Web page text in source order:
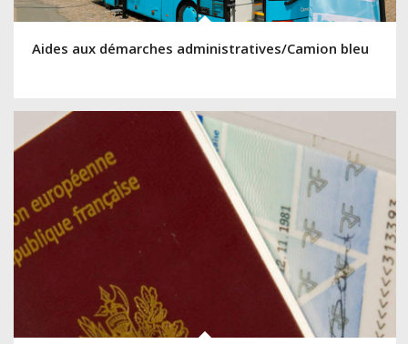
Aides aux démarches administratives/Camion bleu